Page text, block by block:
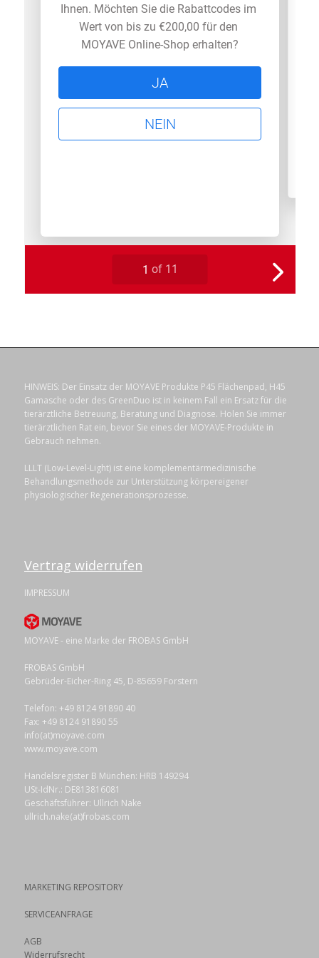
HINWEIS: Der Einsatz der MOYAVE Produkte P45 Flächenpad, H45
Gamasche oder des GreenDuo ist in keinem Fall ein Ersatz für die
tierärztliche Betreuung, Beratung und Diagnose. Holen Sie immer
tierärztlichen Rat ein, bevor Sie eines der MOYAVE-Produkte in
Gebrauch nehmen.
LLLT (Low-Level-Light) ist eine komplementärmedizinische
Behandlungsmethode zur Unterstützung körpereigener
physiologischer Regenerationsprozesse.
Vertrag widerrufen
IMPRESSUM
MOYAVE - eine Marke der FROBAS GmbH
FROBAS GmbH
Gebrüder-Eicher-Ring 45, D-85659 Forstern
Telefon: +49 8124 91890 40
Fax: +49 8124 91890 55
info(at)moyave.com
www.moyave.com
Handelsregister B München: HRB 149294
USt-IdNr.: DE813816081
Geschäftsführer: Ullrich Nake
ullrich.nake(at)frobas.com
MARKETING REPOSITORY
SERVICEANFRAGE
AGB
Widerrufsrecht